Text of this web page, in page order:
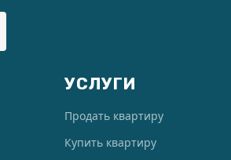
УСЛУГИ
Продать квартиру
Купить квартиру